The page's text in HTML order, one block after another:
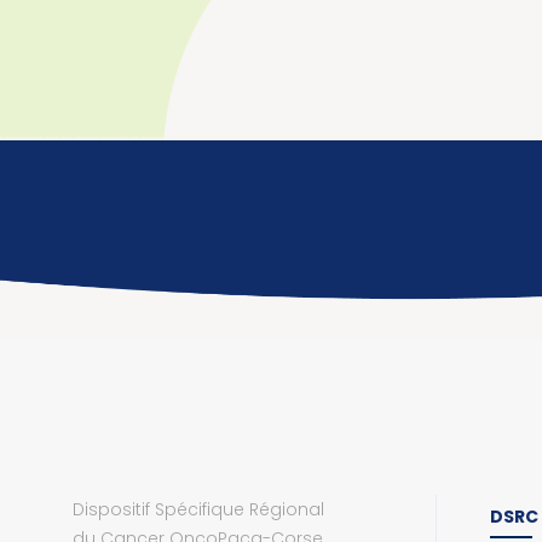
Dispositif Spécifique Régional
DSRC